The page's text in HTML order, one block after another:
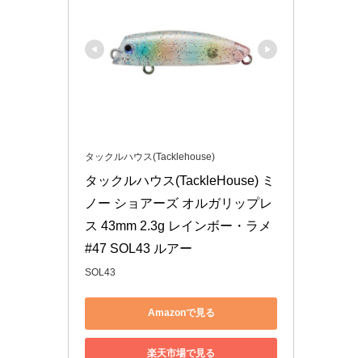
タックルハウス(Tacklehouse)
タックルハウス(TackleHouse) ミ
ノー ショアーズ オルガリップレ
ス 43mm 2.3g レインボー・ラメ
#47 SOL43 ルアー
SOL43
Amazonで見る
楽天市場で見る